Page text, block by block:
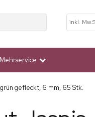
Mehrservice
gefleckt, 6 mm, 65 Stk.